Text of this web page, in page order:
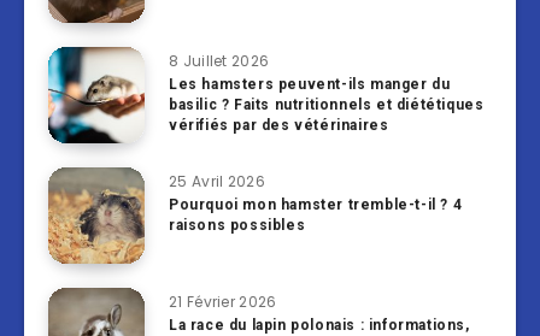
8 Juillet 2026
Les hamsters peuvent-ils manger du
basilic ? Faits nutritionnels et diététiques
vérifiés par des vétérinaires
25 Avril 2026
Pourquoi mon hamster tremble-t-il ? 4
raisons possibles
21 Février 2026
La race du lapin polonais : informations,